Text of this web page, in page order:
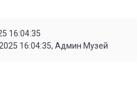
16:04:35
16:04:35, Админ Музей